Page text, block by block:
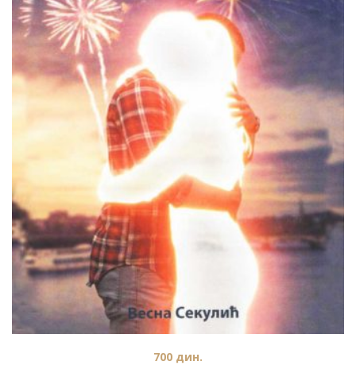
700 дин.